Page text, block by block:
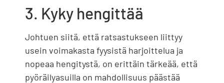
3. Kyky hengittää
Johtuen siitä, että ratsastukseen liittyy
usein voimakasta fyysistä harjoittelua ja
nopeaa hengitystä, on erittäin tärkeää, että
pyöräilyasuilla on mahdollisuus päästää